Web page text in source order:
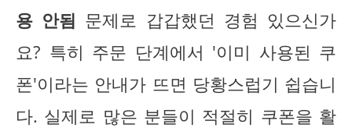
용 안됨 문제로 갑갑했던 경험 있으신가
요? 특히 주문 단계에서 '이미 사용된 쿠
폰'이라는 안내가 뜨면 당황스럽기 쉽습니
다. 실제로 많은 분들이 적절히 쿠폰을 활